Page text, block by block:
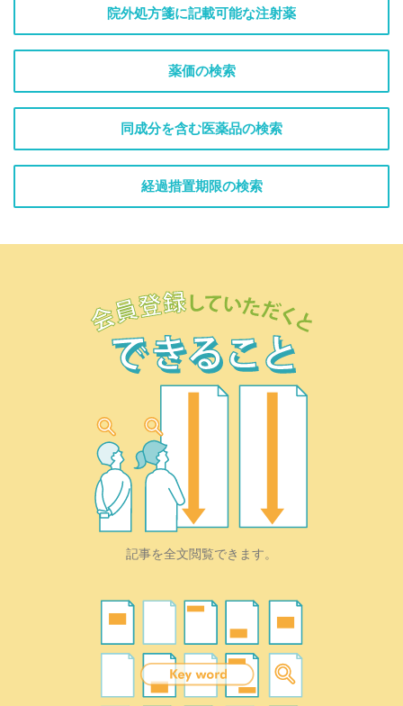
院外処方箋に記載可能な注射薬
薬価の検索
同成分を含む医薬品の検索
経過措置期限の検索
記事を全文閲覧できます。